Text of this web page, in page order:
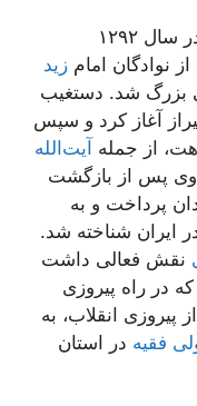
در سال ۱۲۹۲
نوادگان امام زید
بزرگ شد. دستغیب
آغاز کرد و سپس
از جمله آیت‌الله
وی پس از بازگشت
پرداخت و به
ایران شناخته شد.
نقش فعالی داشت
در راه پیروزی
انقلاب، به
فقیه در استان